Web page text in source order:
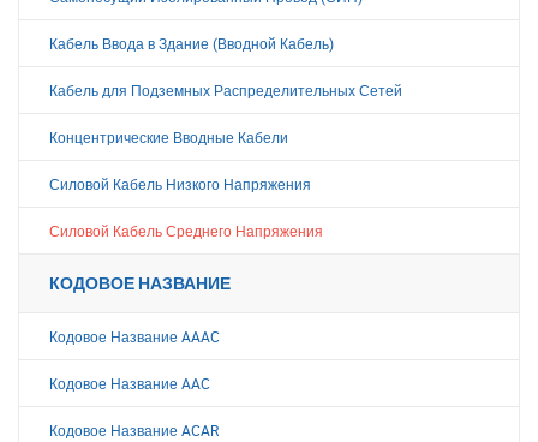
Кабель Ввода в Здание (Вводной Кабель)
Кабель для Подземных Распределительных Сетей
Концентрические Вводные Кабели
Силовой Кабель Низкого Напряжения
Силовой Кабель Среднего Напряжения
КОДОВОЕ НАЗВАНИЕ
Кодовое Название AAAC
Кодовое Название AAC
Кодовое Название ACAR